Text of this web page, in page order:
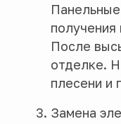
получения
После
отделке.
плесени и
Замена